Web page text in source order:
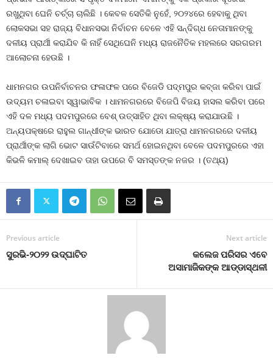
ରଖୁଥିବା ଘେନି ଚର୍ଚ୍ଚା ଚାଲିଛି । କେବଳ ସେତିକି ନୁହେଁ, ୨୦୨୪ରେ ହେବାକୁ ଥିବା
ଲୋକସଭା ସହ ରାଜ୍ୟ ବିଧାନସଭା ନିର୍ବାଚନ ବେଳେ ଏହି ସନ୍ଦିଗ୍ଧ ନେତାମାନଙ୍କୁ
ଦଳୀୟ ପ୍ରାର୍ଥୀ କରାଯିବ କି ନାହିଁ ସେଥିଘେନି ମଧ୍ୟ ରାଜନୈତିକ ମହଲରେ ସରଗରମ
ଆଲୋଚନା ହେଉଛି ।
ଧାମନଗର ଉପନିର୍ବାଚନର ଫଳାଫଳ ପରେ ବିଜେଡି ପଦ୍ମପୁର କବ୍‍ଜା କରିବା ପାଇଁ
ଉଦ୍ୟମ ଚଳାଇବା ସ୍ୱାଭାବିକ । ଧାମନଗରରେ ବିଜେପି ବିଜୟ ହାସଲ କରିବା ପରେ
ଏହି ଦଳ ମଧ୍ୟ ପଦମପୁରରେ ବେଶ୍‍ ଉତ୍ସାହିତ ଥିବା ଲକ୍ଷ୍ୟ କରାଯାଉଛି ।
ଅନ୍ୟପକ୍ଷରେ ରାହୁଲ ଗାନ୍ଧୀଙ୍କ ଭାରତ ଯୋଡୋ ଯାତ୍ରା ଧାମନଗରରେ ଦଳୀୟ
ପ୍ରାର୍ଥୀଙ୍କ ଲାଗି ଭୋଟ ସାଉଁଟିବାରେ ସମର୍ଥ ହୋଇନଥିବା ବେଳେ ପଦମପୁରରେ ଏହା
କିଭଳି କମାଲ୍‍ ଦେଖାଇବ ତାହା ଉପରେ ବି ସମସ୍ତଙ୍କ ନଜର । (ତଥ୍ୟ)
Previous article
ସୁରଭି-୨୦୨୨ ଉଦ୍‌ଘାଟିତ
Next article
କଲେଜ ପରିସର ଏବେ
ଅସାମାଜିକଙ୍କ ଆଡ୍ଡାସ୍ଥଳୀ